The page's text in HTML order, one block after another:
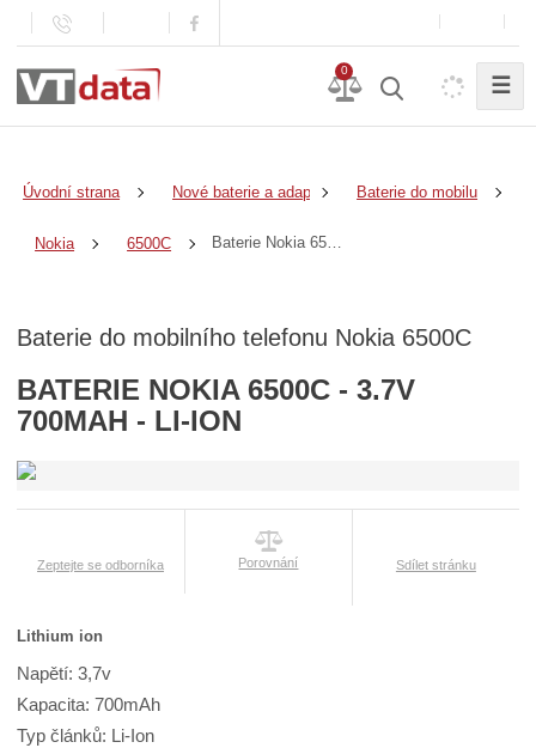
0
☰
Úvodní strana Nové baterie a adaptéry Baterie do mobilu
Nokia 6500C Baterie Nokia 6500C - 3.7v 700mAh - Li-Ion
Baterie do mobilního telefonu Nokia 6500C
BATERIE NOKIA 6500C - 3.7V
700MAH - LI-ION
Zeptejte se odborníka Porovnání Sdílet stránku
Lithium ion
Napětí: 3,7v
Kapacita: 700mAh
Typ článků: Li-Ion